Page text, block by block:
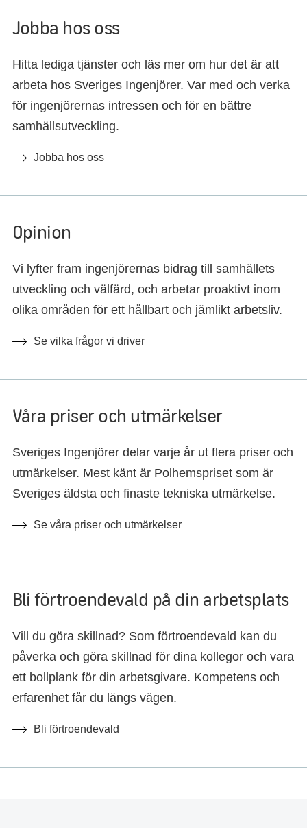
Jobba hos oss
Hitta lediga tjänster och läs mer om hur det är att
arbeta hos Sveriges Ingenjörer. Var med och verka
för ingenjörernas intressen och för en bättre
samhällsutveckling.
Jobba hos oss
Opinion
Vi lyfter fram ingenjörernas bidrag till samhällets
utveckling och välfärd, och arbetar proaktivt inom
olika områden för ett hållbart och jämlikt arbetsliv.
Se vilka frågor vi driver
Våra priser och utmärkelser
Sveriges Ingenjörer delar varje år ut flera priser och
utmärkelser. Mest känt är Polhemspriset som är
Sveriges äldsta och finaste tekniska utmärkelse.
Se våra priser och utmärkelser
Bli förtroendevald på din arbetsplats
Vill du göra skillnad? Som förtroendevald kan du
påverka och göra skillnad för dina kollegor och vara
ett bollplank för din arbetsgivare. Kompetens och
erfarenhet får du längs vägen.
Bli förtroendevald